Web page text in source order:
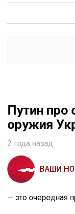
Путин про
оружия
2 года назад
ВАШИ
— это очередная